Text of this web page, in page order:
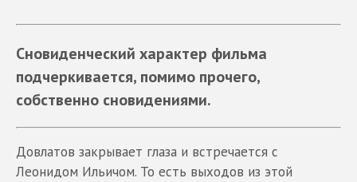
Сновиденческий характер фильма
подчеркивается, помимо прочего,
собственно сновидениями.
Довлатов закрывает глаза и встречается с
Леонидом Ильичом. То есть выходов из этой